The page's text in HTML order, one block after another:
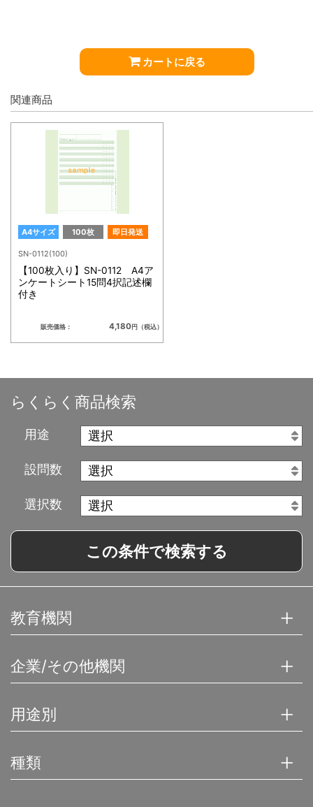
カートに戻る
関連商品
A4サイズ 100枚 即日発送
SN-0112(100)
【100枚入り】SN-0112 A4ア
ンケートシート15問4択記述欄
付き
販売価格： 4,180円（税込）
らくらく商品検索
用途
設問数
選択数
この条件で検索する
教育機関
企業/その他機関
用途別
種類